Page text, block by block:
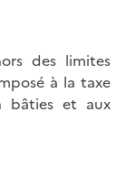
des limites
à la taxe
bâties et aux